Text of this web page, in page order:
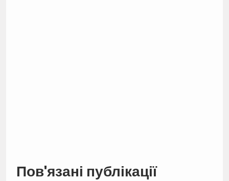
Пов'язані публікації